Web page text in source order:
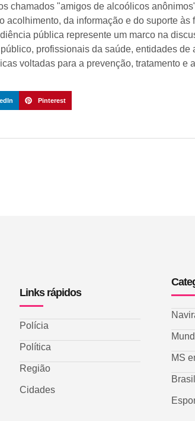
chamados "amigos de alcoólicos
acolhimento, da informação e do suporte às
pública represente um marco na
profissionais da saúde, entidades de
voltadas para a prevenção, tratamento e
Pinterest
Links rápidos
Polícia
Política
Região
Cidades
MS
Brasil